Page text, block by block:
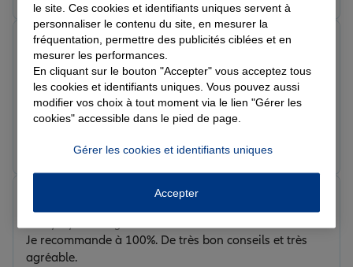
Note de 5 sur 5
Le 29/05/2026 - Agence BERGERAC MONBAZILLAC
Nous avons été très bien reçus et très bien conseillés.
Merci Nanon pour son professionnalisme. Cat et Anne.
Catherine F.
Prendre un RDV Voir l'agence
Note de 5 sur 5
Je recommande à 100%. De très bon conseils et très
agréable.
le site. Ces cookies et identifiants uniques servent à
personnaliser le contenu du site, en mesurer la
fréquentation, permettre des publicités ciblées et en
mesurer les performances.
En cliquant sur le bouton "Accepter" vous acceptez tous
les cookies et identifiants uniques. Vous pouvez aussi
modifier vos choix à tout moment via le lien "Gérer les
cookies" accessible dans le pied de page.
Gérer les cookies et identifiants uniques
Accepter